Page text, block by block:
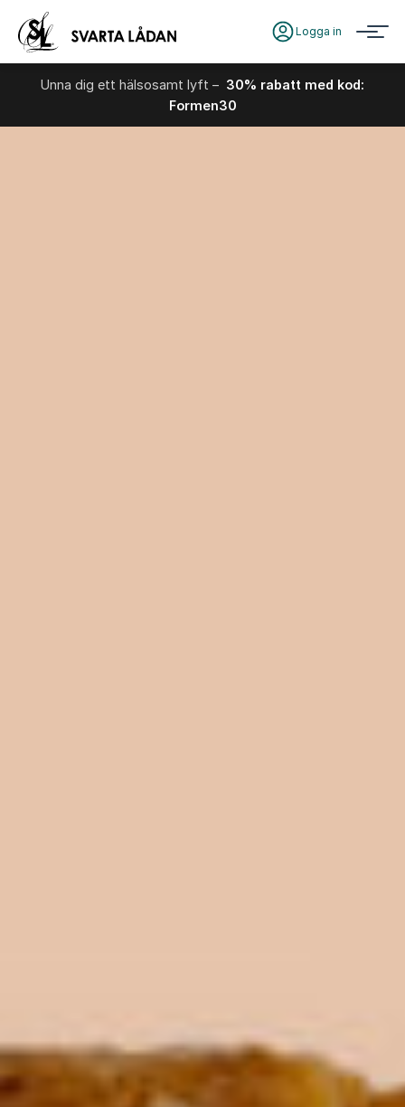
Logga in
Unna dig ett hälsosamt lyft – 30% rabatt med kod:
Formen30